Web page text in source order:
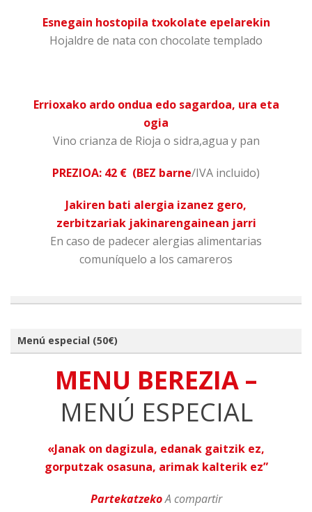
Esnegain hostopila txokolate epelarekin
Hojaldre de nata con chocolate templado
Errioxako ardo ondua edo sagardoa, ura eta
ogia
Vino crianza de Rioja o sidra,agua y pan
PREZIOA: 42 € (BEZ barne/IVA incluido)
Jakiren bati alergia izanez gero,
zerbitzariak jakinarengainean jarri
En caso de padecer alergias alimentarias
comuníquelo a los camareros
Menú especial (50€)
MENU BEREZIA –
MENÚ ESPECIAL
«Janak on dagizula, edanak gaitzik ez,
gorputzak osasuna, arimak kalterik ez”
PartekatzekoA compartir